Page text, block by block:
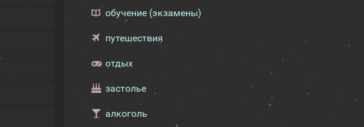
обучение (экзамены)
путешествия
отдых
застолье
алкоголь